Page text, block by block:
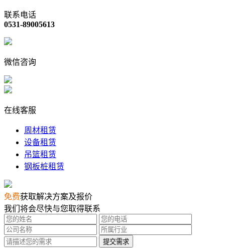
联系电话
0531-89005613
微信咨询
在线客服
周材租赁
设备租赁
吊篮租赁
钢板桩租赁
免费获取解决方案及报价
我们将会尽快与您取得联系
提交需求